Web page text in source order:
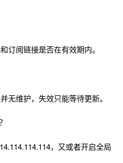
订阅链接是否在有效期内。
无维护，失效只能等待更新。
，又或者开启全局